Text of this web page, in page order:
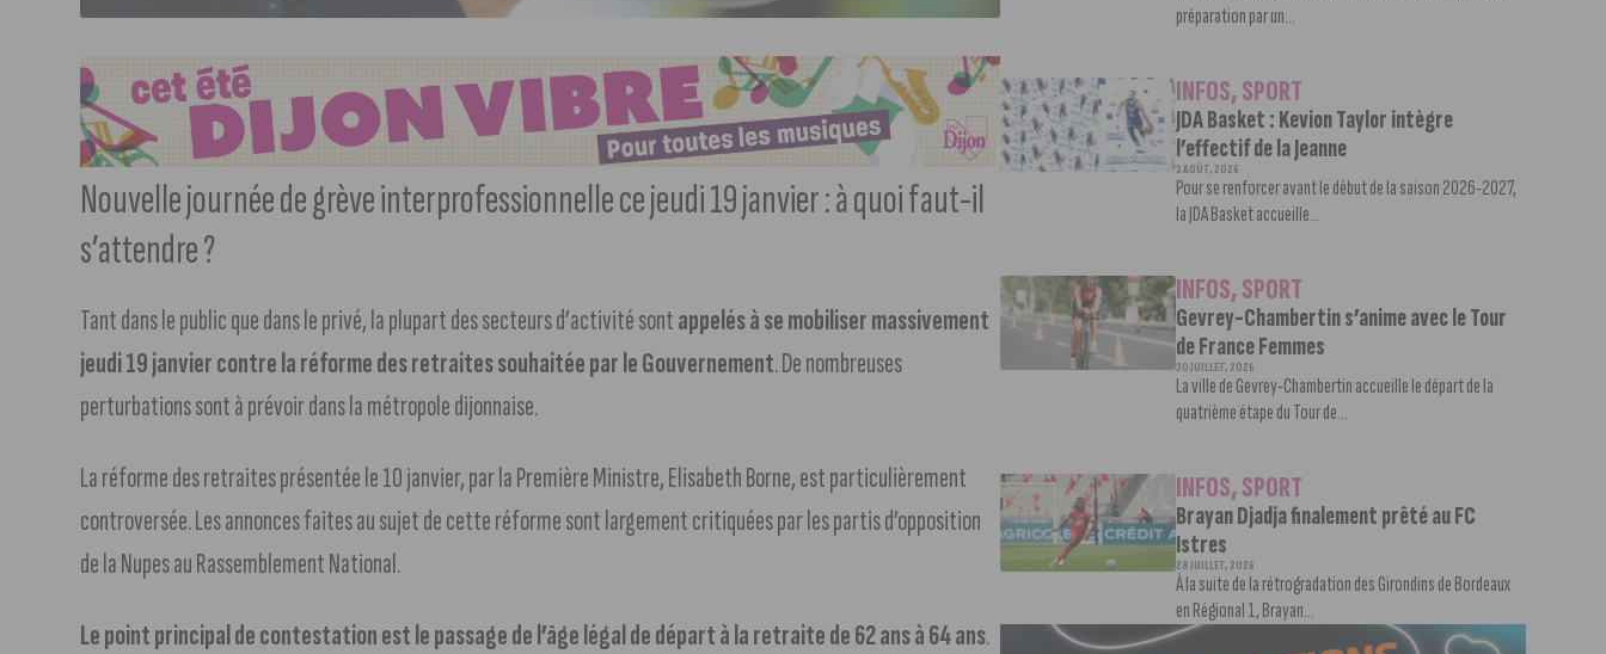
Nouvelle journée de grève interprofessionnelle ce jeudi 19 janvier : à quoi faut-il
s’attendre ?
Tant dans le public que dans le privé, la plupart des secteurs d’activité sontappelés à se mobiliser massivement
jeudi 19 janvier contre la réforme des retraites souhaitée par le Gouvernement. De nombreuses
perturbations sont à prévoir dans la métropole dijonnaise.
La réforme des retraites présentée le 10 janvier, par la Première Ministre, Elisabeth Borne, est particulièrement
controversée. Les annonces faites au sujet de cette réforme sont largement critiquées par les partis d’opposition
de la Nupes au Rassemblement National.
Le point principal de contestation est le passage de l’âge légal de départ à la retraite de 62 ans à 64 ans.
préparation par un...
INFOS,SPORT
JDA Basket : Kevion Taylor intègre
l’effectif de la Jeanne
3 AOÛT, 2026
Pour se renforcer avant le début de la saison 2026-2027,
la JDA Basket accueille...
INFOS,SPORT
Gevrey-Chambertin s’anime avec le Tour
de France Femmes
30 JUILLET, 2026
La ville de Gevrey-Chambertin accueille le départ de la
quatrième étape du Tour de...
INFOS,SPORT
Brayan Djadja finalement prêté au FC
Istres
28 JUILLET, 2026
À la suite de la rétrogradation des Girondins de Bordeaux
en Régional 1, Brayan...